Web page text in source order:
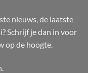
nieuws, de laatste
Schrijf je dan in voor
op de hoogte.